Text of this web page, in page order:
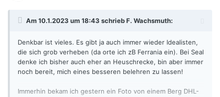
Am 10.1.2023 um 18:43 schriebF. Wachsmuth:
Denkbar ist vieles. Es gibt ja auch immer wieder Idealisten,
die sich grob verheben (da orte ich zB Ferrania ein). Bei Seal
denke ich bisher auch eher an Heuschrecke, bin aber immer
noch bereit, mich eines besseren belehren zu lassen!
Immerhin bekam ich gestern ein Foto von einem Berg DHL-